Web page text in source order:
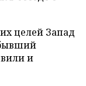
целей Запад
и